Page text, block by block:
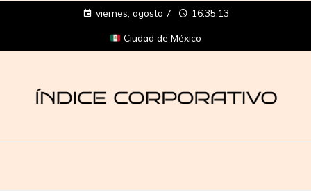
viernes, agosto 7 16:35:13
Ciudad de México